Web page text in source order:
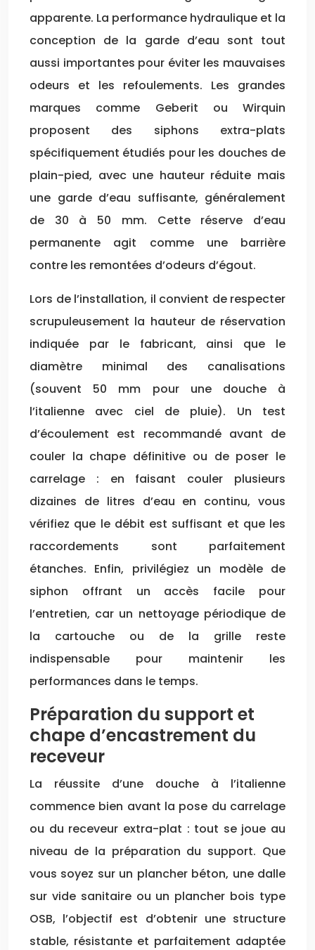
apparente. La performance hydraulique et la
conception de la garde d’eau sont tout
aussi importantes pour éviter les mauvaises
odeurs et les refoulements. Les grandes
marques comme Geberit ou Wirquin
proposent des siphons extra-plats
spécifiquement étudiés pour les douches de
plain-pied, avec une hauteur réduite mais
une garde d’eau suffisante, généralement
de 30 à 50 mm. Cette réserve d’eau
permanente agit comme une barrière
contre les remontées d’odeurs d’égout.
Lors de l’installation, il convient de respecter
scrupuleusement la hauteur de réservation
indiquée par le fabricant, ainsi que le
diamètre minimal des canalisations
(souvent 50 mm pour une douche à
l’italienne avec ciel de pluie). Un test
d’écoulement est recommandé avant de
couler la chape définitive ou de poser le
carrelage : en faisant couler plusieurs
dizaines de litres d’eau en continu, vous
vérifiez que le débit est suffisant et que les
raccordements sont parfaitement
étanches. Enfin, privilégiez un modèle de
siphon offrant un accès facile pour
l’entretien, car un nettoyage périodique de
la cartouche ou de la grille reste
indispensable pour maintenir les
performances dans le temps.
Préparation du support et
chape d’encastrement du
receveur
La réussite d’une douche à l’italienne
commence bien avant la pose du carrelage
ou du receveur extra-plat : tout se joue au
niveau de la préparation du support. Que
vous soyez sur un plancher béton, une dalle
sur vide sanitaire ou un plancher bois type
OSB, l’objectif est d’obtenir une structure
stable, résistante et parfaitement adaptée